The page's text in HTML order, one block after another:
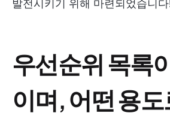
발전시키기 위해 마련되었습니
우선순위 목록
이며, 어떤 용